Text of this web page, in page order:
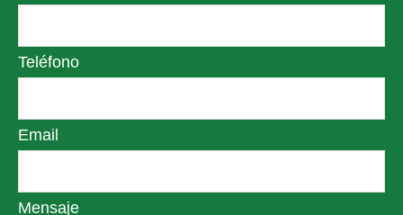
Teléfono
Email
Mensaje